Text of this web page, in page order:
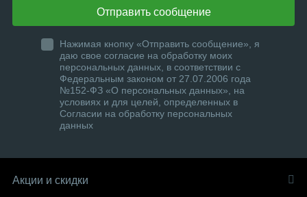
Отправить сообщение
Нажимая кнопку «Отправить сообщение», я
даю свое согласие на обработку моих
персональных данных, в соответствии с
Федеральным законом от 27.07.2006 года
№152-ФЗ «О персональных данных», на
условиях и для целей, определенных в
Согласии на обработку персональных
данных
Акции и скидки